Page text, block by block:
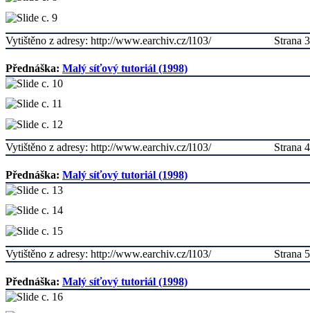
Strana 3
Vytištěno z adresy: http://www.earchiv.cz/l103/
Přednáška: Malý síťový tutoriál (1998)
Strana 4
Vytištěno z adresy: http://www.earchiv.cz/l103/
Přednáška: Malý síťový tutoriál (1998)
Strana 5
Vytištěno z adresy: http://www.earchiv.cz/l103/
Přednáška: Malý síťový tutoriál (1998)